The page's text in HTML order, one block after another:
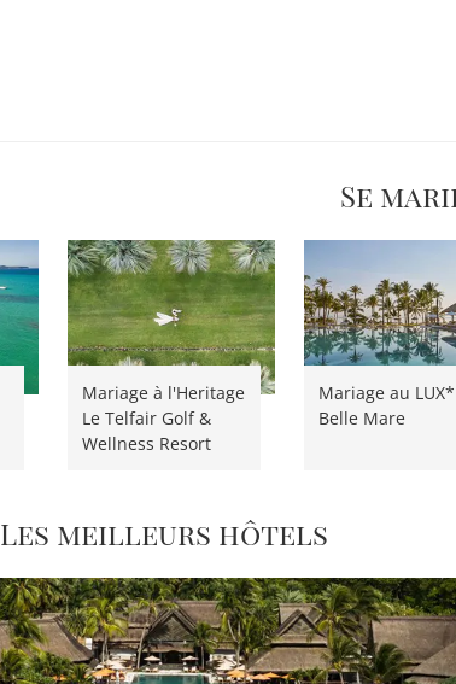
Se
Mariage à l'Heritage
Le Telfair Golf &
Wellness Resort
Mariage au LUX*
Belle Mare
Les meilleurs hôtels